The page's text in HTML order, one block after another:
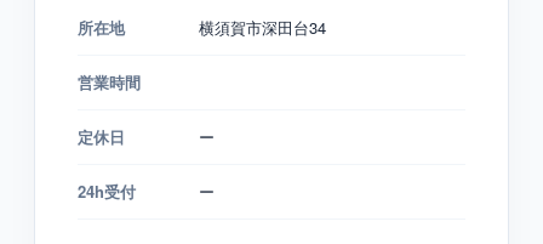
所在地 横須賀市深田台34
営業時間
定休日 ー
24h受付 ー